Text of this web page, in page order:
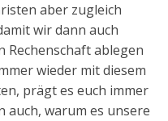
aber zugleich
wir dann auch
Rechenschaft ablegen
wieder mit diesem
prägt es euch immer
auch, warum es unsere